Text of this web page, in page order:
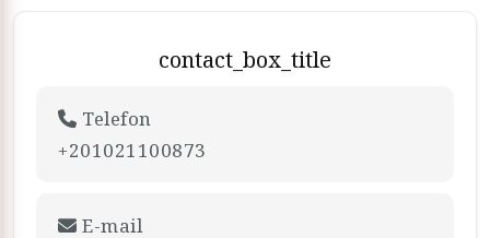
contact_box_title
Telefon
+201021100873
E-mail